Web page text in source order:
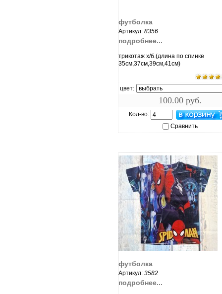
футболка
Артикул: 8356
подробнее...
трикотаж х/б.(длина по спинке
35см,37см,39см,41см)
цвет:
100.00 руб.
Кол-во:
Сравнить
футболка
Артикул: 3582
подробнее...